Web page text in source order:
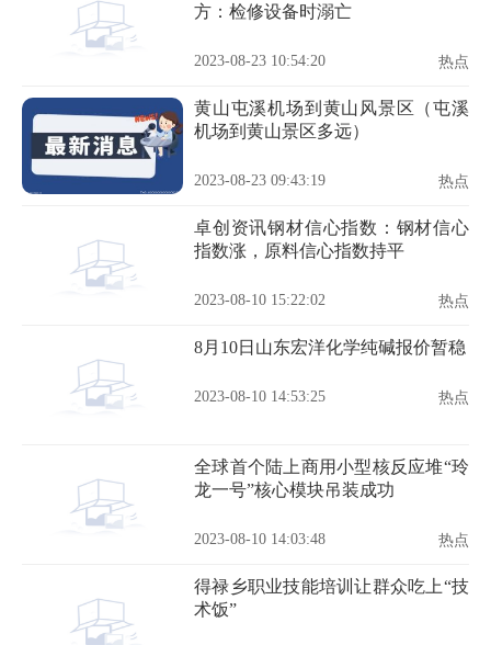
方：检修设备时溺亡
2023-08-23 10:54:20 热点
黄山屯溪机场到黄山风景区（屯溪
机场到黄山景区多远）
2023-08-23 09:43:19 热点
卓创资讯钢材信心指数：钢材信心
指数涨，原料信心指数持平
2023-08-10 15:22:02 热点
8月10日山东宏洋化学纯碱报价暂稳
2023-08-10 14:53:25 热点
全球首个陆上商用小型核反应堆“玲
龙一号”核心模块吊装成功
2023-08-10 14:03:48 热点
得禄乡职业技能培训让群众吃上“技
术饭”